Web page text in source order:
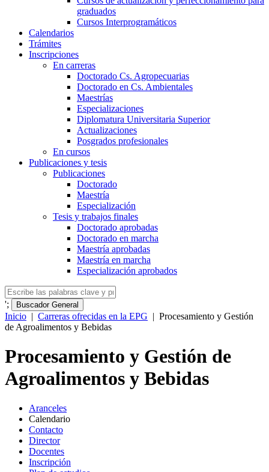
graduados
Cursos Interprogramáticos
Calendarios
Trámites
Inscripciones
En carreras
Doctorado Cs. Agropecuarias
Doctorado en Cs. Ambientales
Maestrías
Especializaciones
Diplomatura Universitaria Superior
Actualizaciones
Posgrados profesionales
En cursos
Publicaciones y tesis
Publicaciones
Doctorado
Maestría
Especialización
Tesis y trabajos finales
Doctorado aprobadas
Doctorado en marcha
Maestría aprobadas
Maestría en marcha
Especialización aprobados
'; Buscador General
Inicio | Carreras ofrecidas en la EPG | Procesamiento y Gestión
de Agroalimentos y Bebidas
Procesamiento y Gestión de
Agroalimentos y Bebidas
Aranceles
Calendario
Contacto
Director
Docentes
Inscripción